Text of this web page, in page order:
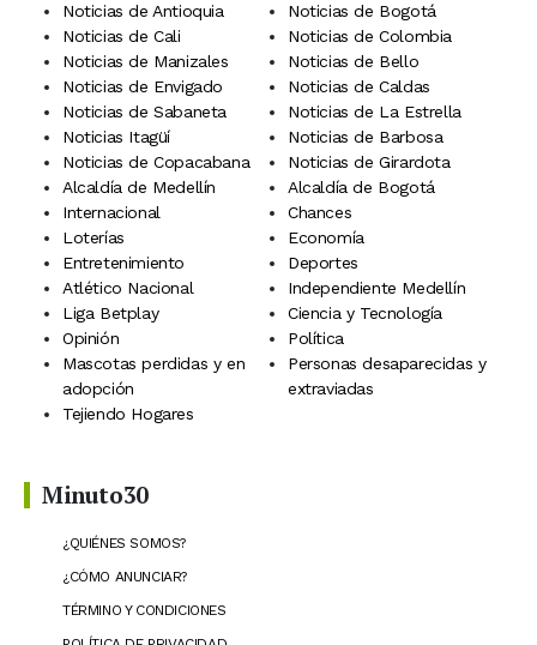
Noticias de Antioquia
Noticias de Bogotá
Noticias de Cali
Noticias de Colombia
Noticias de Manizales
Noticias de Bello
Noticias de Envigado
Noticias de Caldas
Noticias de Sabaneta
Noticias de La Estrella
Noticias Itagüí
Noticias de Barbosa
Noticias de Copacabana
Noticias de Girardota
Alcaldía de Medellín
Alcaldía de Bogotá
Internacional
Chances
Loterías
Economía
Entretenimiento
Deportes
Atlético Nacional
Independiente Medellín
Liga Betplay
Ciencia y Tecnología
Opinión
Política
Mascotas perdidas y en
adopción
Personas desaparecidas y
extraviadas
Tejiendo Hogares
Minuto30
¿QUIÉNES SOMOS?
¿CÓMO ANUNCIAR?
TÉRMINO Y CONDICIONES